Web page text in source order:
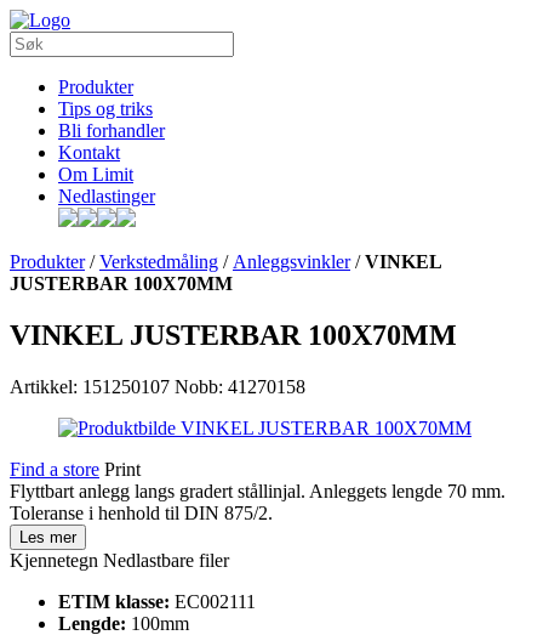
Produkter
Tips og triks
Bli forhandler
Kontakt
Om Limit
Nedlastinger
Produkter/Verkstedmåling / Anleggsvinkler/VINKEL
JUSTERBAR 100X70MM
VINKEL JUSTERBAR 100X70MM
Artikkel: 151250107 Nobb: 41270158
Find a store Print
Flyttbart anlegg langs gradert stållinjal. Anleggets lengde 70 mm.
Toleranse i henhold til DIN 875/2.
Les mer
Kjennetegn Nedlastbare filer
ETIM klasse: EC002111
Lengde: 100mm